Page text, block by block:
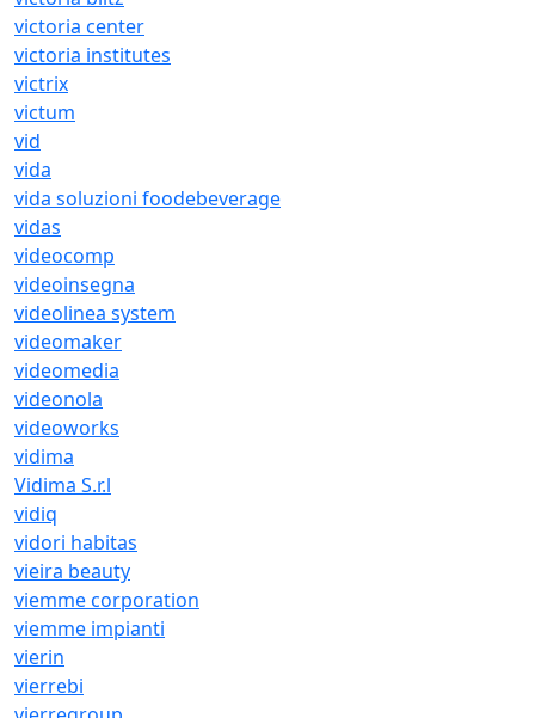
victoria center
victoria institutes
victrix
victum
vid
vida
vida soluzioni foodebeverage
vidas
videocomp
videoinsegna
videolinea system
videomaker
videomedia
videonola
videoworks
vidima
Vidima S.r.l
vidiq
vidori habitas
vieira beauty
viemme corporation
viemme impianti
vierin
vierrebi